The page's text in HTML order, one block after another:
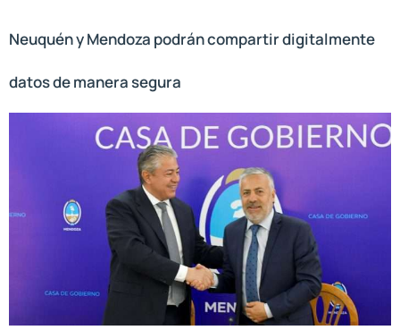
Neuquén y Mendoza podrán compartir digitalmente
datos de manera segura